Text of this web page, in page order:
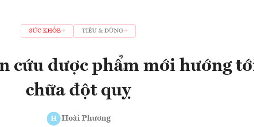
SỨC KHỎE TIÊU & DÙNG
cứu dược phẩm mới hướng
chữa đột quỵ
H Hoài Phương